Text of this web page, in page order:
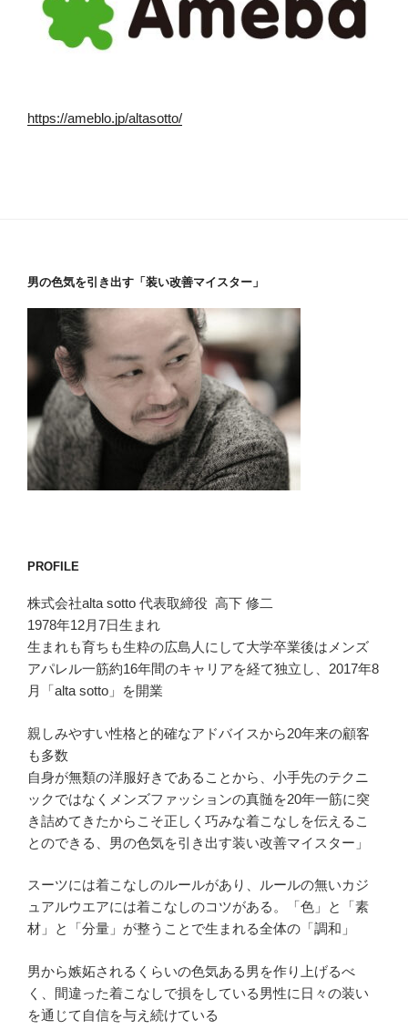
https://ameblo.jp/altasotto/
男の色気を引き出す「装い改善マイスター」
PROFILE
株式会社alta sotto 代表取締役 高下 修二
1978年12月7日生まれ
生まれも育ちも生粋の広島人にして大学卒業後はメンズ
アパレル一筋約16年間のキャリアを経て独立し、2017年8
月「alta sotto」を開業
親しみやすい性格と的確なアドバイスから20年来の顧客
も多数
自身が無類の洋服好きであることから、小手先のテクニ
ックではなくメンズファッションの真髄を20年一筋に突
き詰めてきたからこそ正しく巧みな着こなしを伝えるこ
とのできる、男の色気を引き出す装い改善マイスター」
スーツには着こなしのルールがあり、ルールの無いカジ
ュアルウエアには着こなしのコツがある。「色」と「素
材」と「分量」が整うことで生まれる全体の「調和」
男から嫉妬されるくらいの色気ある男を作り上げるべ
く、間違った着こなしで損をしている男性に日々の装い
を通じて自信を与え続けている